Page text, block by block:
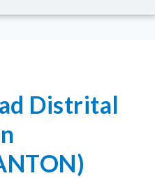
Distrital